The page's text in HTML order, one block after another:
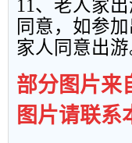
11、老人家
同意，如参
家人同意出游
部分图片来
图片请联系